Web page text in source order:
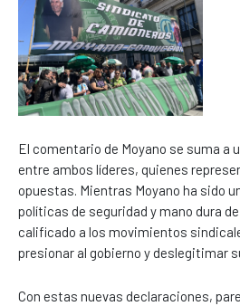
El comentario de Moyano se suma a
entre ambos líderes, quienes
opuestas. Mientras Moyano ha sido
políticas de seguridad y mano dura
calificado a los movimientos
presionar al gobierno y deslegitimar
Con estas nuevas declaraciones,